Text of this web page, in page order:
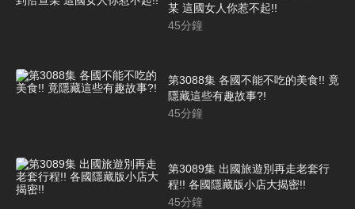
某 這國女人你惹不起!!
45分鐘
第3088集 各國不能不吃的美食!! 竟
隱藏這些有趣故事?!
45分鐘
第3089集 出國旅遊別再走老套行
程!! 各國隱藏版小店大揭密!!
45分鐘